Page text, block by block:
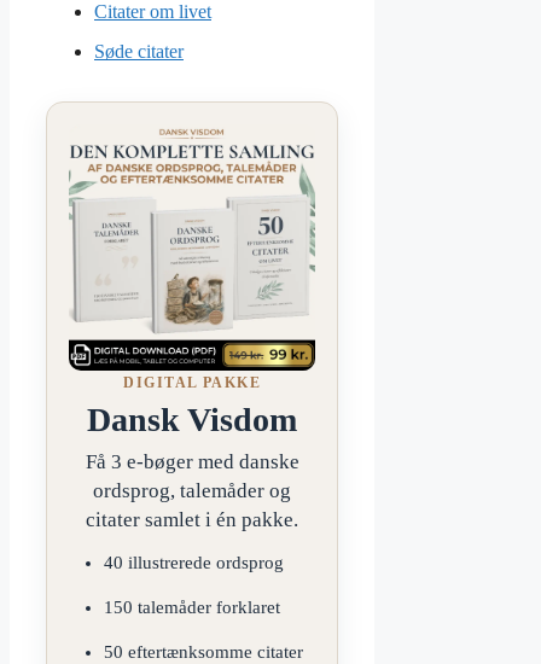
Citater om livet
Søde citater
DIGITAL PAKKE
Dansk Visdom
Få 3 e-bøger med danske
ordsprog, talemåder og
citater samlet i én pakke.
40 illustrerede ordsprog
150 talemåder forklaret
50 eftertænksomme citater